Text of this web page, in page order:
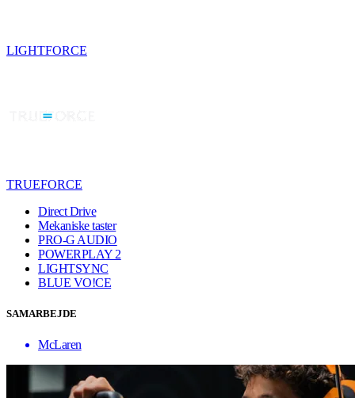
LIGHTFORCE
TRUEFORCE
Direct Drive
Mekaniske taster
PRO-G AUDIO
POWERPLAY 2
LIGHTSYNC
BLUE VO!CE
SAMARBEJDE
McLaren